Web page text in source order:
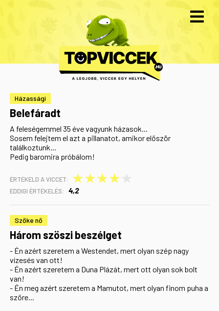
Házassági
Belefáradt
A feleségemmel 35 éve vagyunk házasok...
Sosem felejtem el azt a pillanatot, amikor először
találkoztunk...
Pedig baromira próbálom!
ÉRTÉKELD A VICCET: ★
★
★
★
EDDIGI ÉRTÉKELÉS: 4,2
Szőke nő
Három szöszi beszélget
- Én azért szeretem a Westendet, mert olyan szép nagy
vízesés van ott!
- Én azért szeretem a Duna Plázát, mert ott olyan sok bolt
van!
- Én meg azért szeretem a Mamutot, mert olyan finom puha a
szőre...